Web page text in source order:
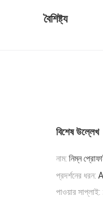
বৈশিষ্ট্য
বিশেষ উল্লেখ
নাম: নিম্ন
প্রদর্শনের ধরন:
পাওয়ার সাপ্লাই: